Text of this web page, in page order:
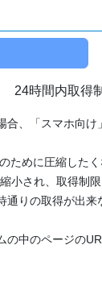
24時間内取得
、「スマホ向け
ために圧縮した
小され、取得制
りの取得が出
中のページの